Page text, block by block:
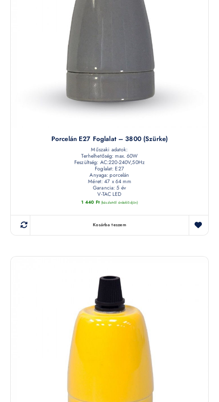
Porcelán E27 Foglalat – 3800 (szürke)
Műszaki adatok:
Terhelhetőség: max. 60W
Feszültség: AC:220-240V,50Hz
Foglalat: E27
Anyaga: porcelán
Méret: 47 x 64 mm
Garancia: 5 év
V-TAC LED
1 440 Ft (készletről érdeklődjön)
Kosárba teszem